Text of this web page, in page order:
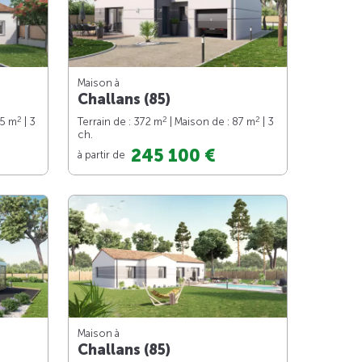
m2 | 3
Maison à
Challans (85)
Terrain de : 372 m2 | Maison de : 87 m2
| 3
ch.
à partir de 245 100 €
Maison à
Challans (85)